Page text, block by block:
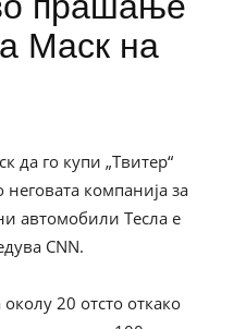
Маск на
да го купи „Твитер“
компанија за
автомобили Тесла е
CNN.
20 отсто откако